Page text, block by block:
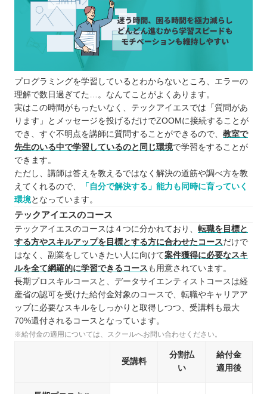
プログラミングを学習しているとわからないところ、エラーの
理解で数日過ぎてた…。なんてことがよくあります。
実はこの時間がもったいなく、テックアイエスでは「質問があ
ります」とメッセージを投げるだけでZOOMに接続することが
でき、すぐ不明点を講師に質問することができるので、 教室で
先生のいる中で学習しているのと同じ環境で学習をすることが
できます。
ただし、講師は答えを教えるではなく解決の道筋や調べ方を教
えてくれるので、
「自分で解決する」能力も同時に育っていく
環境となっています。
テックアイエスのコース
テックアイエスのコースは４つに分かれており、 転職を目標と
する方やスキルアップを目標とする方に合わせたコースだけで
はなく、副業をしていきたい人に向けて案件獲得に必要なスキ
ルを全て網羅的に学習できるコース も用意されています。
長期プロスキルコースと、データサイエンティストコースは経
産省の認可を受けた給付金対象のコースで、転職やキャリアア
ップに必要なスキルをしっかりと取得しつつ、受講料も最大
70%還付されるコースとなっています。
※給付金の適用については、スクールへお問い合わせください。
受講料
分割払
い
給付金
適用後